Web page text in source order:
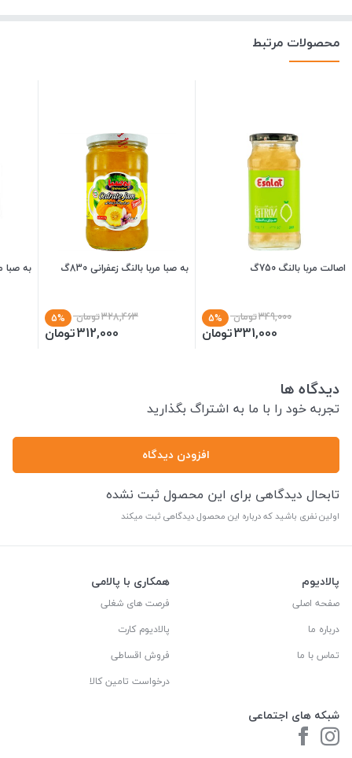
محصولات مرتبط
اصالت مربا بالنگ 750گ
349,000تومان 5%
331,000تومان
به صبا مربا بالنگ زعفرانی 830گ
328,463تومان 5%
312,000تومان
به صبا
دیدگاه ها
تجربه خود را با ما به اشتراگ بگذارید
افزودن دیدگاه
تابحال دیدگاهی برای این محصول ثبت نشده
اولین نفری باشید که درباره این محصول دیدگاهی ثبت میکند
پالادیوم
صفحه اصلی
درباره ما
تماس با ما
شبکه های اجتماعی
همکاری با پالامی
فرصت های شغلی
پالادیوم کارت
فروش اقساطی
درخواست تامین کالا